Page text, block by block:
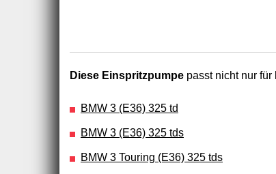
Diese Einspritzpumpe passt nicht nur für
BMW 3 (E36) 325 td
BMW 3 (E36) 325 tds
BMW 3 Touring (E36) 325 tds